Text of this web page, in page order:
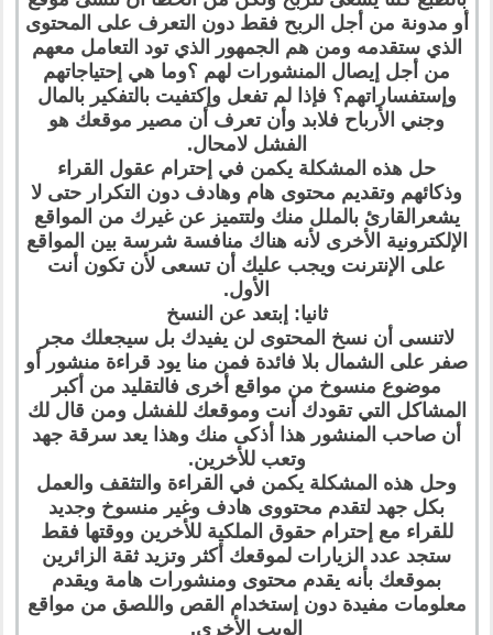
أو مدونة من أجل الربح فقط دون التعرف على المحتوى
الذي ستقدمه ومن هم الجمهور الذي تود التعامل معهم
من أجل إيصال المنشورات لهم ؟وما هي إحتياجاتهم
وإستفساراتهم؟ فإذا لم تفعل وإكتفيت بالتفكير بالمال
وجني الأرباح فلابد وأن تعرف أن مصير موقعك هو
الفشل لامحال.
حل هذه المشكلة يكمن في إحترام عقول القراء
وذكائهم وتقديم محتوى هام وهادف دون التكرار حتى لا
يشعرالقارئ بالملل منك ولتتميز عن غيرك من المواقع
الإلكترونية الأخرى لأنه هناك منافسة شرسة بين المواقع
على الإنترنت ويجب عليك أن تسعى لأن تكون أنت
الأول.
ثانيا: إبتعد عن النسخ
لاتنسى أن نسخ المحتوى لن يفيدك بل سيجعلك مجر
صفر على الشمال بلا فائدة فمن منا يود قراءة منشور أو
موضوع منسوخ من مواقع أخرى فالتقليد من أكبر
المشاكل التي تقودك أنت وموقعك للفشل ومن قال لك
أن صاحب المنشور هذا أذكى منك وهذا يعد سرقة جهد
وتعب للأخرين.
وحل هذه المشكلة يكمن في القراءة والتثقف والعمل
بكل جهد لتقدم محتووى هادف وغير منسوخ وجديد
للقراء مع إحترام حقوق الملكية للأخرين ووقتها فقط
ستجد عدد الزيارات لموقعك أكثر وتزيد ثقة الزائرين
بموقعك بأنه يقدم محتوى ومنشورات هامة ويقدم
معلومات مفيدة دون إستخدام القص واللصق من مواقع
الويب الأخرى.